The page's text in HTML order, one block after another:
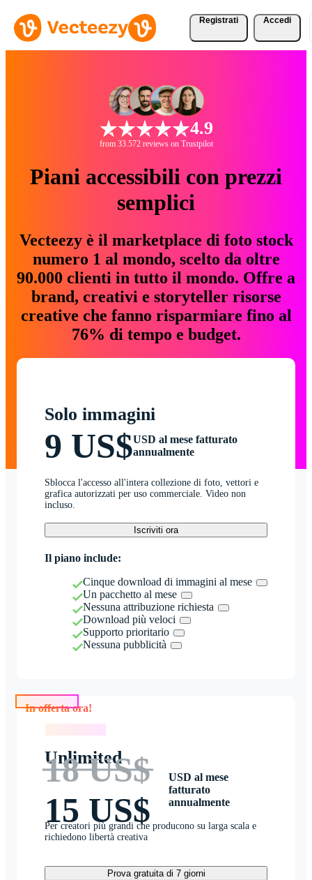
Registrati Accedi
4.9
from 33.572 reviews on Trustpilot
Piani accessibili con prezzi
semplici
Vecteezy è il marketplace di foto stock
numero 1 al mondo, scelto da oltre
90.000 clienti in tutto il mondo. Offre a
brand, creativi e storyteller risorse
creative che fanno risparmiare fino al
76% di tempo e budget.
Solo immagini
9 US$USD al mese fatturato
annualmente
Sblocca l'accesso all'intera collezione di foto, vettori e
grafica autorizzati per uso commerciale. Video non
incluso.
Iscriviti ora
Il piano include:
Cinque download di immagini al mese
Un pacchetto al mese
Nessuna attribuzione richiesta
Download più veloci
Supporto prioritario
Nessuna pubblicità
Unlimited
18 US$
15 US$
USD al mese
fatturato
annualmente
Per creatori più grandi che producono su larga scala e
richiedono libertà creativa
Prova gratuita di 7 giorni